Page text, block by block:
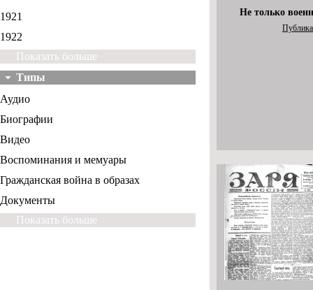
1921
1922
Показать больше
Типы
Аудио
Биографии
Видео
Воспоминания и мемуары
Гражданская война в образах
Документы
Показать больше
Не только